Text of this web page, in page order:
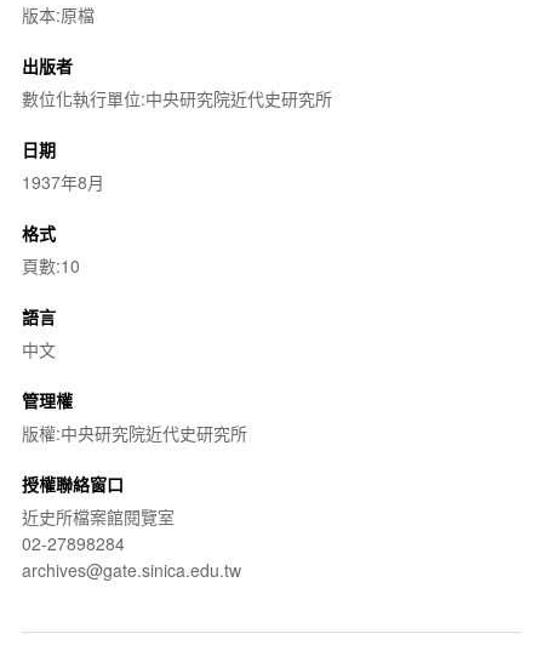
版本:原檔
出版者
數位化執行單位:中央研究院近代史研究所
日期
1937年8月
格式
頁數:10
語言
中文
管理權
版權:中央研究院近代史研究所
授權聯絡窗口
近史所檔案館閱覽室
02-27898284
archives@gate.sinica.edu.tw